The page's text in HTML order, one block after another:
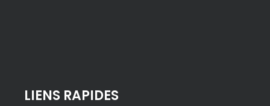
LIENS RAPIDES